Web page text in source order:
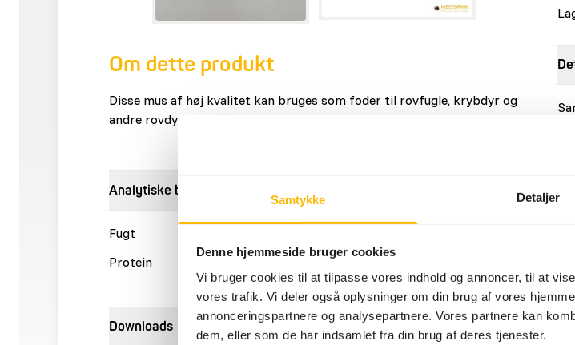
Samtykke Detaljer
Denne hjemmeside bruger cookies
Vi bruger cookies til at tilpasse vores indhold og annoncer, til at
vores trafik. Vi deler også oplysninger om din brug af vores
annonceringspartnere og analysepartnere. Vores partnere kan
dem, eller som de har indsamlet fra din brug af deres tjenester.
Om dette produkt
Disse mus af høj kvalitet kan bruges som foder til rovfugle, krybdyr og
andre rovdyr.
Analytiske bestanddele
Fugt
Protein
16% Fedtindhold
Downloads